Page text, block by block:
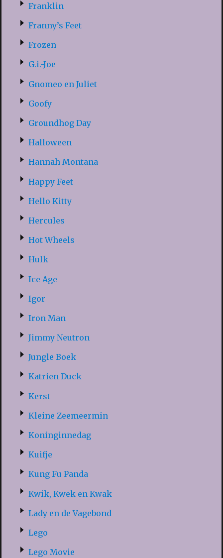
Franklin
Franny’s Feet
Frozen
G.i.-Joe
Gnomeo en Juliet
Goofy
Groundhog Day
Halloween
Hannah Montana
Happy Feet
Hello Kitty
Hercules
Hot Wheels
Hulk
Ice Age
Igor
Iron Man
Jimmy Neutron
Jungle Boek
Katrien Duck
Kerst
Kleine Zeemeermin
Koninginnedag
Kuifje
Kung Fu Panda
Kwik, Kwek en Kwak
Lady en de Vagebond
Lego
Lego Movie